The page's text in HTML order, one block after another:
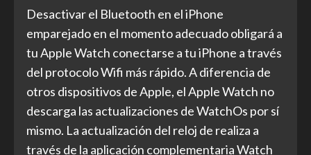
Desactivar el Bluetooth en el iPhone
emparejado en el momento adecuado obligará a
tu Apple Watch conectarse a tu iPhone a través
del protocolo Wifi más rápido. A diferencia de
otros dispositivos de Apple, el Apple Watch no
descarga las actualizaciones de WatchOs por sí
mismo. La actualización del reloj de realiza a
través de la aplicación complementaria Watch